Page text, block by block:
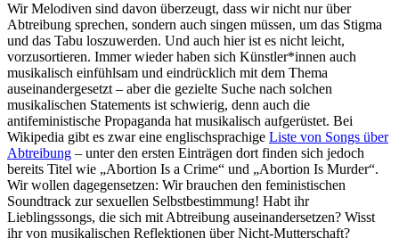
Wir Melodiven sind davon überzeugt, dass wir nicht nur über
Abtreibung sprechen, sondern auch singen müssen, um das Stigma
und das Tabu loszuwerden. Und auch hier ist es nicht leicht,
vorzusortieren. Immer wieder haben sich Künstler*innen auch
musikalisch einfühlsam und eindrücklich mit dem Thema
auseinandergesetzt – aber die gezielte Suche nach solchen
musikalischen Statements ist schwierig, denn auch die
antifeministische Propaganda hat musikalisch aufgerüstet. Bei
Wikipedia gibt es zwar eine englischsprachige Liste von Songs über
Abtreibung – unter den ersten Einträgen dort finden sich jedoch
bereits Titel wie „Abortion Is a Crime“ und „Abortion Is Murder“.
Wir wollen dagegensetzen: Wir brauchen den feministischen
Soundtrack zur sexuellen Selbstbestimmung! Habt ihr
Lieblingssongs, die sich mit Abtreibung auseinandersetzen? Wisst
ihr von musikalischen Reflektionen über Nicht-Mutterschaft?